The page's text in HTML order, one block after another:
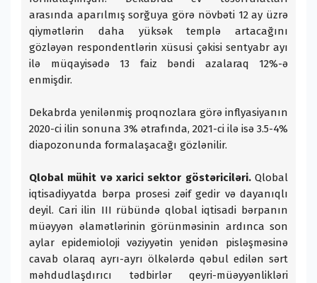
arasında aparılmış sorğuya görə növbəti 12 ay üzrə
qiymətlərin daha yüksək templə artacağını
gözləyən respondentlərin xüsusi çəkisi sentyabr ayı
ilə müqayisədə 13 faiz bəndi azalaraq 12%-ə
enmişdir.
Dekabrda yenilənmiş proqnozlara görə inflyasiyanın
2020-ci ilin sonuna 3% ətrafında, 2021-ci ilə isə 3.5-4%
diapozonunda formalaşacağı gözlənilir.
Qlobal mühit və xarici sektor göstəriciləri. Qlobal
iqtisadiyyatda bərpa prosesi zəif gedir və dayanıqlı
deyil. Cari ilin III rübündə qlobal iqtisadi bərpanın
müəyyən əlamətlərinin görünməsinin ardınca son
aylar epidemioloji vəziyyətin yenidən pisləşməsinə
cavab olaraq ayrı-ayrı ölkələrdə qəbul edilən sərt
məhdudlaşdırıcı tədbirlər qeyri-müəyyənlikləri